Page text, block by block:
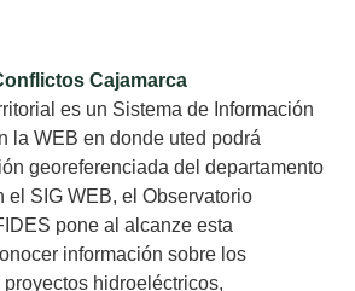
Cajamarca
es un Sistema de Información
la WEB en donde uted podrá
georeferenciada del departamento
el SIG WEB, el Observatorio
pone al alcanze esta
información sobre los
hidroeléctricos,